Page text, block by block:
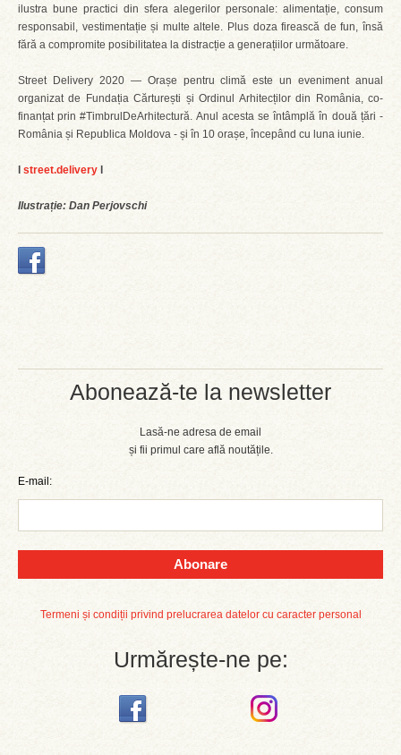
Abonează-te la newsletter
Lasă-ne adresa de email
și fii primul care află noutățile.
E-mail:
Abonare
Termeni și condiții privind prelucrarea datelor cu caracter personal
Urmărește-ne pe:
ilustra bune practici din sfera alegerilor personale: alimentație, consum
responsabil, vestimentație și multe altele. Plus doza firească de fun, însă
fără a compromite posibilitatea la distracție a generațiilor următoare.
Street Delivery 2020 — Orașe pentru climă este un eveniment anual
organizat de Fundația Cărturești și Ordinul Arhitecților din România, co-
finanțat prin #TimbrulDeArhitectură. Anul acesta se întâmplă în două țări -
România și Republica Moldova - și în 10 orașe, începând cu luna iunie.
street.delivery
Ilustrație: Dan Perjovschi